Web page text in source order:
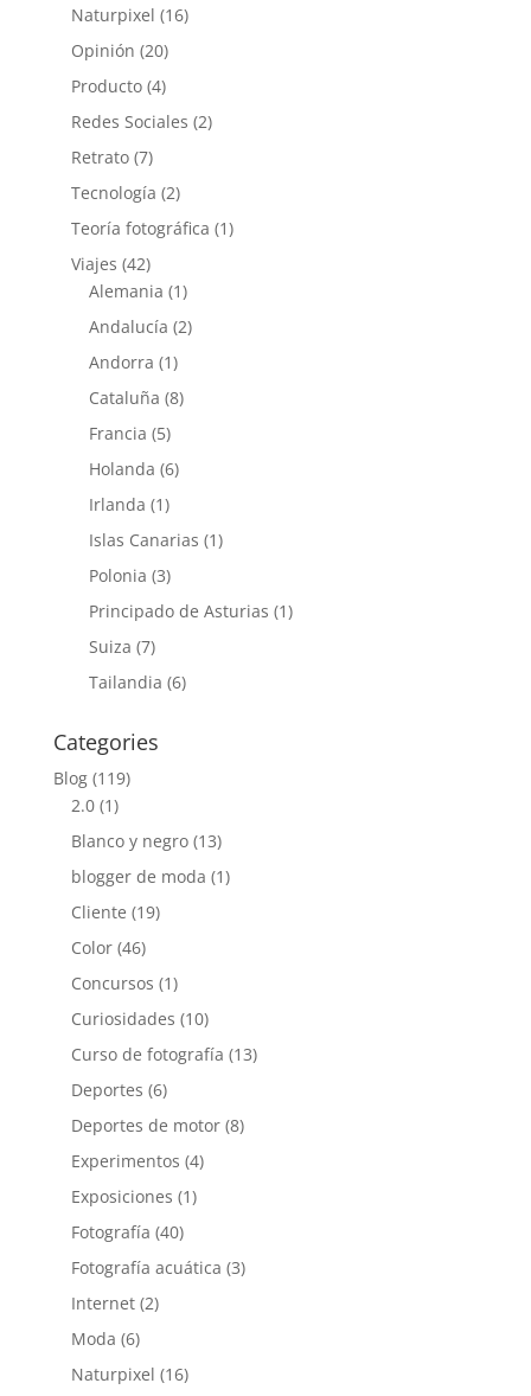
Naturpixel (16)
Opinión (20)
Producto(4)
Redes Sociales (2)
Retrato(7)
Tecnología (2)
Teoría fotográfica (1)
Viajes (42)
Alemania (1)
Andalucía (2)
Andorra (1)
Cataluña (8)
Francia (5)
Holanda (6)
Irlanda (1)
Islas Canarias (1)
Polonia (3)
Principado de Asturias (1)
Suiza (7)
Tailandia (6)
Categories
Blog(119)
2.0(1)
Blanco y negro(13)
blogger de moda (1)
Cliente (19)
Color(46)
Concursos (1)
Curiosidades (10)
Curso de fotografía (13)
Deportes (6)
Deportes de motor(8)
Experimentos (4)
Exposiciones (1)
Fotografía (40)
Fotografía acuática (3)
Internet(2)
Moda (6)
Naturpixel (16)